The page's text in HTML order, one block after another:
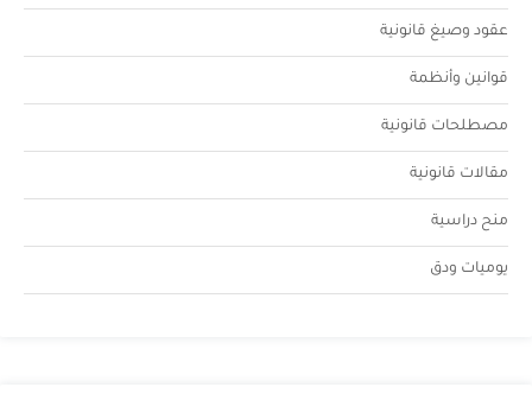
عقود وصيغ قانونية
قوانين وأنظمة
مصطلحات قانونية
مقالات قانونية
منح دراسية
يوميات ودق